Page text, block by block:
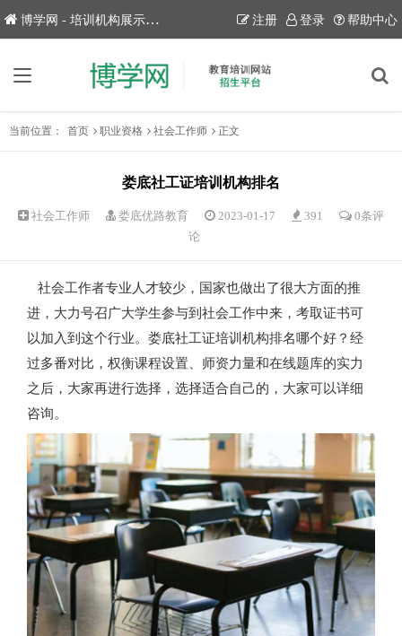
博学网 - 培训机构展示平台！ 注册 登录 帮助中心
当前位置： 首页 职业资格 社会工作师 正文
娄底社工证培训机构排名
社会工作师 娄底优路教育 2023-01-17 391
0条评
论
社会工作者专业人才较少，国家也做出了很大方面的推
进，大力号召广大学生参与到社会工作中来，考取证书可
以加入到这个行业。娄底社工证培训机构排名哪个好？经
过多番对比，权衡课程设置、师资力量和在线题库的实力
之后，大家再进行选择，选择适合自己的，大家可以详细
咨询。